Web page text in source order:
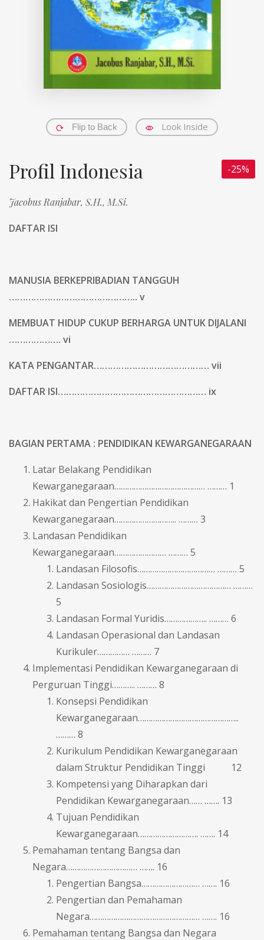
Flip to Back Look Inside
-25%
Profil Indonesia
Jacobus Ranjabar, S.H., M.Si.
DAFTAR ISI
MANUSIA BERKEPRIBADIAN TANGGUH
……………………………………….. v
MEMBUAT HIDUP CUKUP BERHARGA UNTUK DIJALANI
………………. vi
KATA PENGANTAR…………………………………… vii
DAFTAR ISI……………………………………………… ix
BAGIAN PERTAMA : PENDIDIKAN KEWARGANEGARAAN
Latar Belakang Pendidikan
Kewarganegaraan…………………………………… ……… 1
Hakikat dan Pengertian Pendidikan
Kewarganegaraan……………………….. ……… 3
Landasan Pendidikan
Kewarganegaraan…………………… ……… 5
Landasan Filosofis……………………………… ……… 5
Landasan Sosiologis………………………………… ………
5
Landasan Formal Yuridis……………….. ……… 6
Landasan Operasional dan Landasan
Kurikuler…………… ……… 7
Implementasi Pendidikan Kewarganegaraan di
Perguruan Tinggi……….. ……… 8
Konsepsi Pendidikan
Kewarganegaraan………………………………………..
……… 8
Kurikulum Pendidikan Kewarganegaraan
dalam Struktur Pendidikan Tinggi 12
Kompetensi yang Diharapkan dari
Pendidikan Kewarganegaraan…… ……. 13
Tujuan Pendidikan
Kewarganegaraan………………………. ……. 14
Pemahaman tentang Bangsa dan
Negara…………………………… ……. 16
Pengertian Bangsa……………………… ……. 16
Pengertian dan Pemahaman
Negara…………………………………………… ……. 16
Pemahaman tentang Bangsa dan Negara